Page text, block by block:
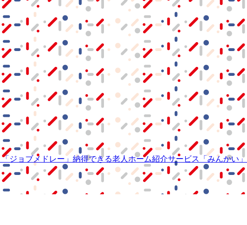
「ジョブメドレー」 納得できる老人ホーム紹介サービス 「みんかい」